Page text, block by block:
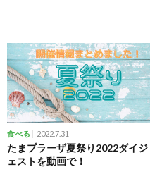
食べる 2022.7.31
たまプラーザ夏祭り2022ダイジ
ェストを動画で！